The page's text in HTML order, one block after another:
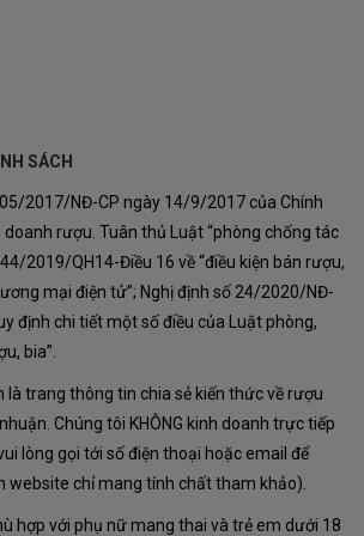
Serrigny
sở hữu phân hạng Grand Cru cho
minh chứng cho chất lượng và danh
thoải của
núi Corton với độ cao
mét giúp vườn nho đón nhận ánh
nước tốt.Đất đá vôi pha đất
tạo ra một nền tảng giàu khoáng chất,
tannin chắc khỏe, vị khoáng đậm
lâu dài
ban ngày ấm và đêm lạnh sâu,
tự nhiên trong trái nho, mang lại sự
và chiều sâu tinh tếcho rượu.
này đã góp phần tạo nên chất
SÁCH
2017/NĐ-CP ngày 14/9/2017 của Chính
doanh rượu. Tuân thủ Luật “phòng chống tác
2019/QH14-Điều 16 về “điều kiện bán rượu,
mại điện tử”; Nghị định số 24/2020/NĐ-
định chi tiết một số điều của Luật phòng,
bia”.
là trang thông tin chia sẻ kiến thức về rượu
Chúng tôi KHÔNG kinh doanh trực tiếp
lòng gọi tới số điện thoại hoặc email để
website chỉ mang tính chất tham khảo).
hợp với phụ nữ mang thai và trẻ em dưới 18